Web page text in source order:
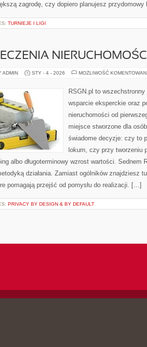
zagrodę, czy dopiero planujesz
TURNIEJE I LIGI
ADMIN STY - 4 - 2026 MOŻLIWOŚĆ
RSGN.pl to
wsparcie eksperckie oraz
nieruchomości od
miejsce stworzone dla
świadome decyzje: czy to
lokum, czy przy tworzeniu
albo długoterminowy wzrost wartości. Sednem
działania. Zamiast ogólników znajdziesz
pomagają przejść od pomysłu do realizacji. […]
PRIVACY BY DESIGN & BY DEFAULT